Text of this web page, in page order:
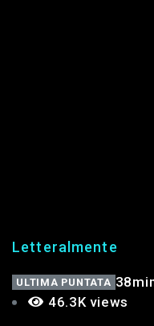
Letteralmente
ULTIMA PUNTATA
46.3K views